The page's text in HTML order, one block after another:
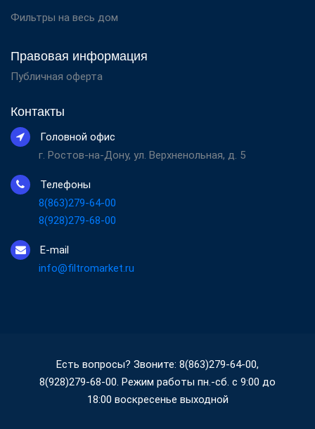
Фильтры на весь дом
Правовая информация
Публичная оферта
Контакты
Головной офис
г. Ростов-на-Дону, ул. Верхненольная, д. 5
Телефоны
8(863)279-64-00
8(928)279-68-00
E-mail
info@filtromarket.ru
Есть вопросы? Звоните: 8(863)279-64-00,
8(928)279-68-00. Режим работы пн.-сб. с 9:00 до
18:00 воскресенье выходной